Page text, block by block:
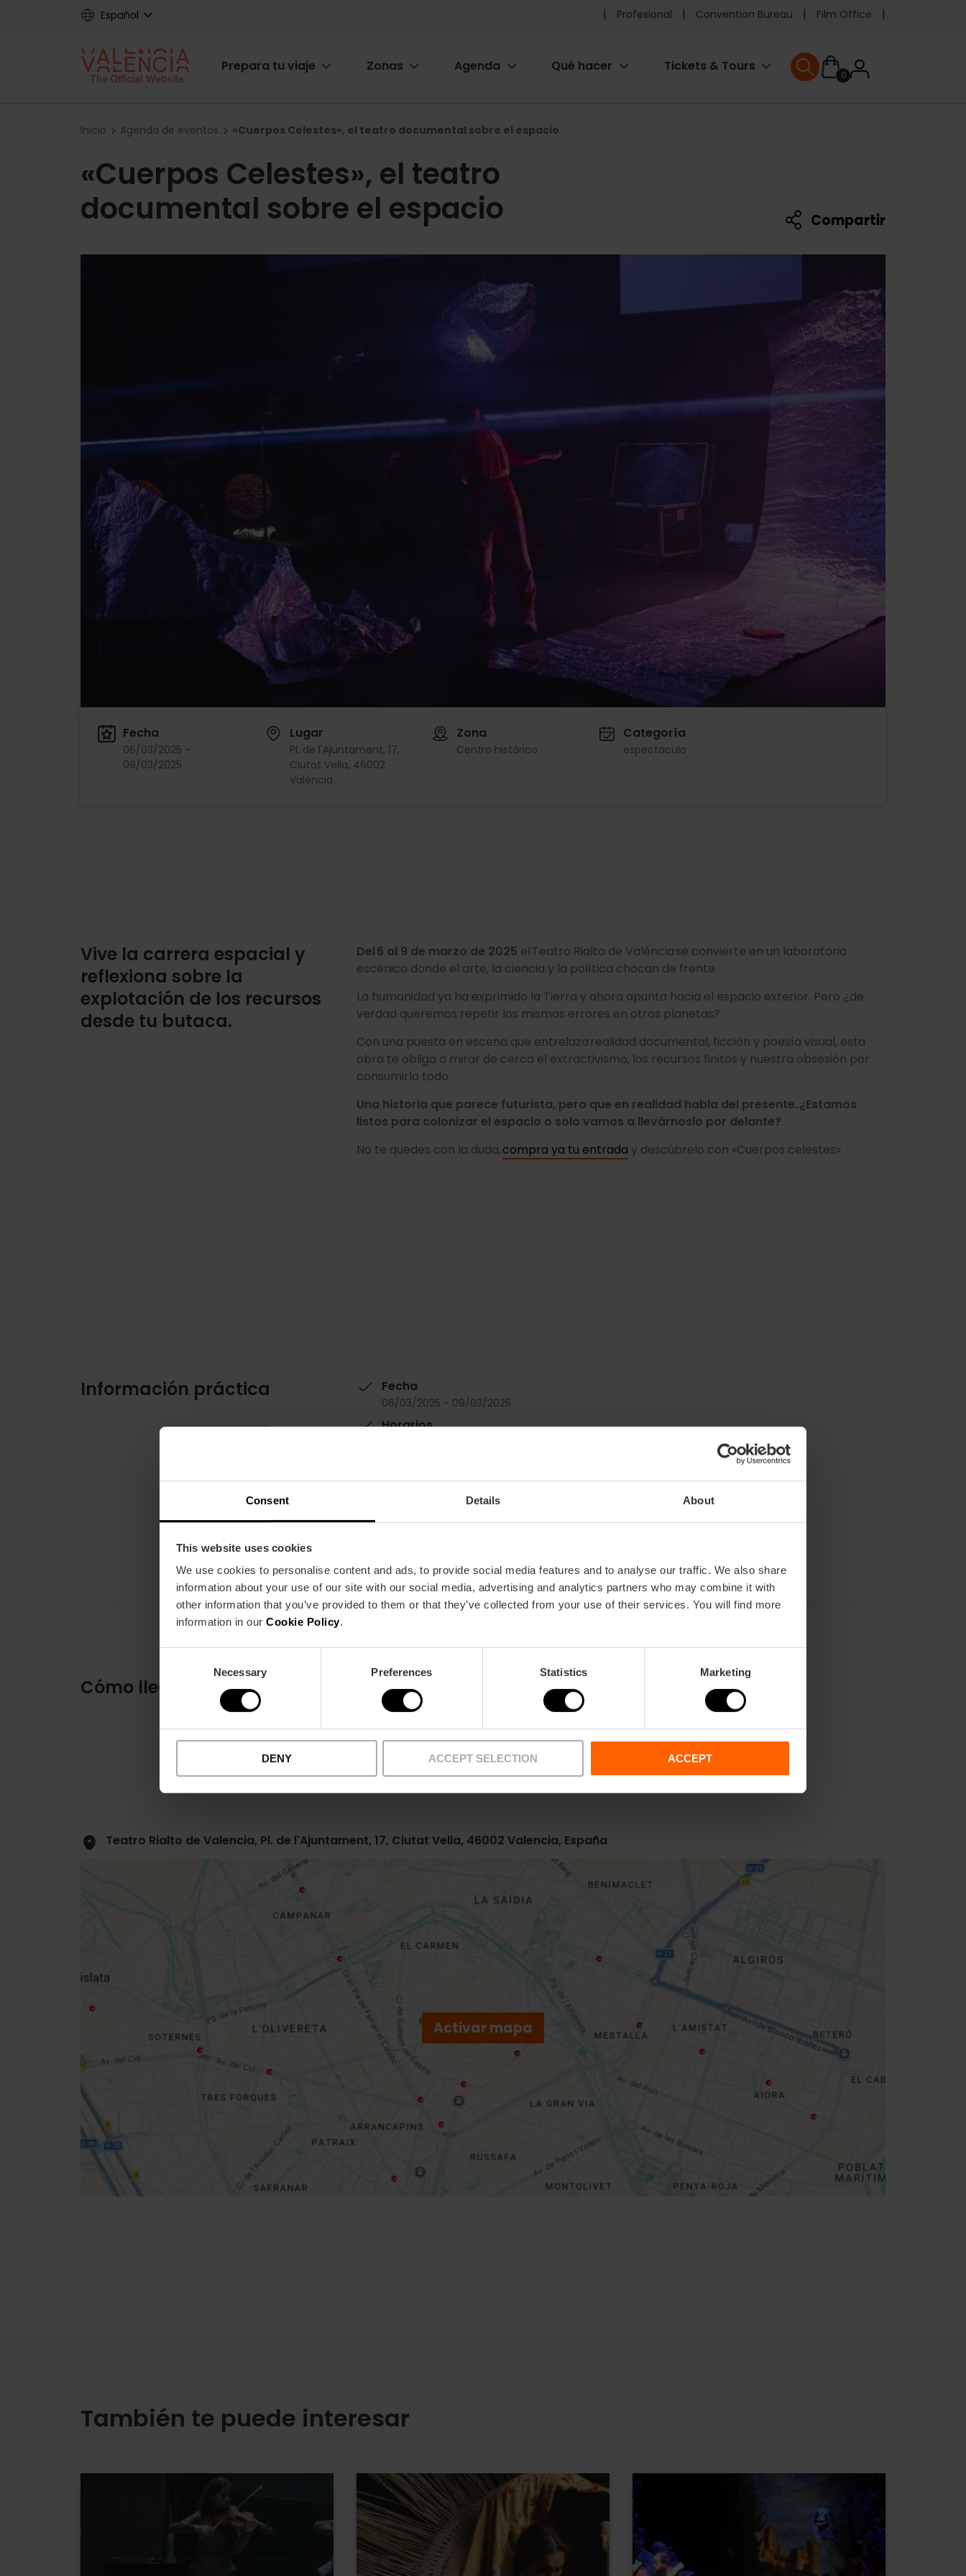
Consent Details About
This website uses cookies
We use cookies to personalise content and ads, to provide social media features and to analyse our traffic. We also share
information about your use of our site with our social media, advertising and analytics partners who may combine it with
other information that you’ve provided to them or that they’ve collected from your use of their services. You will find more
information in our Cookie Policy.
Necessary Preferences Statistics Marketing
DENY ACCEPT SELECTION ACCEPT
Español
Pre
header
Profesional Convention Bureau Film Office
Main
Prepara tu viaje Zonas Agenda Qué hacer Tickets & Tours
0User
User menu
Breadcrumb
Inicio Agenda de eventos «Cuerpos Celestes», el teatro documental sobre el espacio
«Cuerpos Celestes», el teatro
documental sobre el espacio
Compartir
Fecha
06/03/2025 -
09/03/2025
Lugar
Pl. de l'Ajuntament, 17,
Ciutat Vella, 46002
València.
Zona
Centro histórico
Categoría
espectáculo
Vive la carrera espacial y
reflexiona sobre la
explotación de los recursos
desde tu butaca.
Del 6 al 9 de marzo de 2025 el Teatro Rialto de València se convierte en un laboratorio
escénico donde el arte, la ciencia y la política chocan de frente.
La humanidad ya ha exprimido la Tierra y ahora apunta hacia el espacio exterior. Pero ¿de
verdad queremos repetir los mismos errores en otros planetas?
Con una puesta en escena que entrelaza realidad documental, ficción y poesía visual, esta
obra te obliga a mirar de cerca el extractivismo, los recursos finitos y nuestra obsesión por
consumirlo todo.
Una historia que parece futurista, pero que en realidad habla del presente. ¿Estamos
listos para colonizar el espacio o solo vamos a llevárnoslo por delante?
No te quedes con la duda,compra ya tu entrada y descúbrelo con «Cuerpos celestes».
Información práctica Fecha
06/03/2025 - 09/03/2025
Horarios
Cómo llegar Metro
L3, L5,
Bus
4, 6,10,
81
Teatro Rialto de Valencia, Pl. de l'Ajuntament, 17, Ciutat Vella, 46002 Valencia, España
Activar mapa
Cómo llegar
sidebar
También te puede interesar